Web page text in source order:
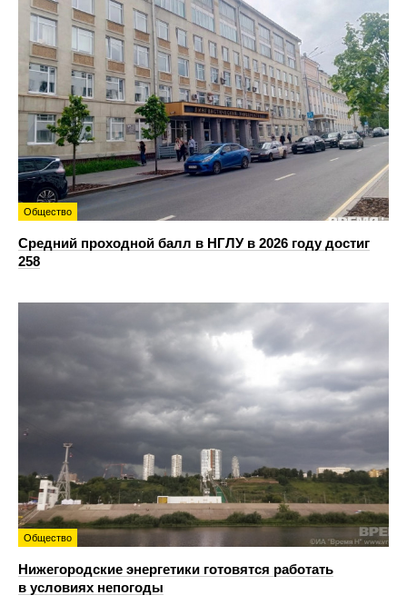
Общество
Средний проходной балл в НГЛУ в 2026 году достиг
258
Общество
Нижегородские энергетики готовятся работать
в условиях непогоды